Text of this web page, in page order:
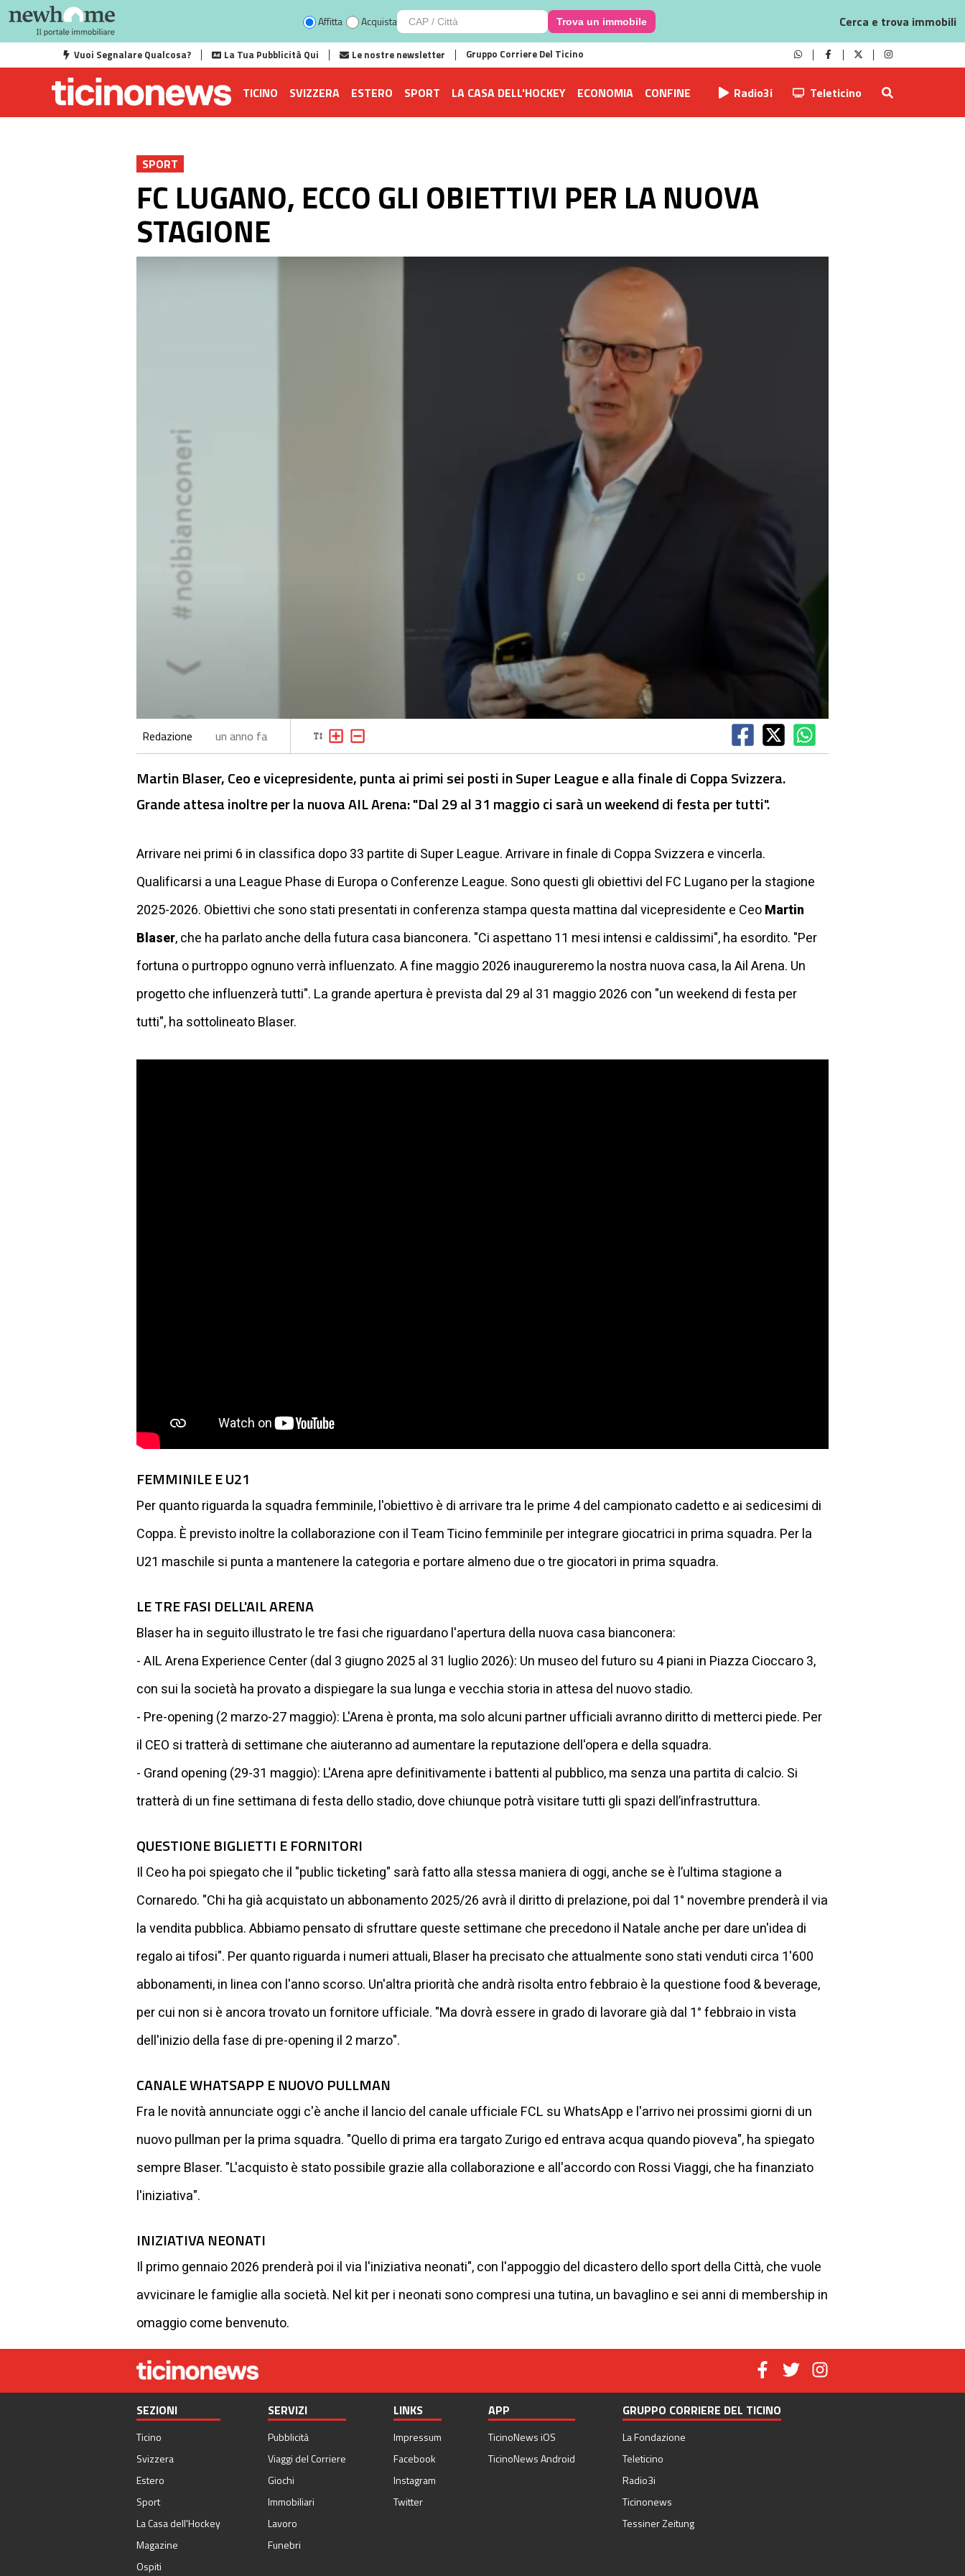
Affitta Acquista Trova un immobile Cerca e trova immobili
Vuoi Segnalare Qualcosa? La Tua Pubblicità Qui Le nostre newsletter Gruppo Corriere Del Ticino
TICINO SVIZZERA ESTERO SPORT LA CASA DELL'HOCKEY ECONOMIA CONFINE Radio3i Teleticino
SPORT
FC LUGANO, ECCO GLI OBIETTIVI PER LA NUOVA
STAGIONE
Redazione un anno fa
Martin Blaser, Ceo e vicepresidente, punta ai primi sei posti in Super League e alla finale di Coppa Svizzera.
Grande attesa inoltre per la nuova AIL Arena: "Dal 29 al 31 maggio ci sarà un weekend di festa per tutti".
Arrivare nei primi 6 in classifica dopo 33 partite di Super League. Arrivare in finale di Coppa Svizzera e vincerla.
Qualificarsi a una League Phase di Europa o Conferenze League. Sono questi gli obiettivi del FC Lugano per la stagione
2025-2026. Obiettivi che sono stati presentati in conferenza stampa questa mattina dal vicepresidente e CeoMartin
Blaser, che ha parlato anche della futura casa bianconera. "Ci aspettano 11 mesi intensi e caldissimi", ha esordito. "Per
fortuna o purtroppo ognuno verrà influenzato. A fine maggio 2026 inaugureremo la nostra nuova casa, la Ail Arena. Un
progetto che influenzerà tutti". La grande apertura è prevista dal 29 al 31 maggio 2026 con "un weekend di festa per
tutti", ha sottolineato Blaser.
FEMMINILE E U21
Per quanto riguarda la squadra femminile, l'obiettivo è di arrivare tra le prime 4 del campionato cadetto e ai sedicesimi di
Coppa. È previsto inoltre la collaborazione con il Team Ticino femminile per integrare giocatrici in prima squadra. Per la
U21 maschile si punta a mantenere la categoria e portare almeno due o tre giocatori in prima squadra.
LE TRE FASI DELL'AIL ARENA
Blaser ha in seguito illustrato le tre fasi che riguardano l'apertura della nuova casa bianconera:
- AIL Arena Experience Center (dal 3 giugno 2025 al 31 luglio 2026): Un museo del futuro su 4 piani in Piazza Cioccaro 3,
con sui la società ha provato a dispiegare la sua lunga e vecchia storia in attesa del nuovo stadio.
- Pre-opening (2 marzo-27 maggio): L'Arena è pronta, ma solo alcuni partner ufficiali avranno diritto di metterci piede. Per
il CEO si tratterà di settimane che aiuteranno ad aumentare la reputazione dell'opera e della squadra.
- Grand opening (29-31 maggio): L'Arena apre definitivamente i battenti al pubblico, ma senza una partita di calcio. Si
tratterà di un fine settimana di festa dello stadio, dove chiunque potrà visitare tutti gli spazi dell’infrastruttura.
QUESTIONE BIGLIETTI E FORNITORI
Il Ceo ha poi spiegato che il "public ticketing" sarà fatto alla stessa maniera di oggi, anche se è l’ultima stagione a
Cornaredo. "Chi ha già acquistato un abbonamento 2025/26 avrà il diritto di prelazione, poi dal 1° novembre prenderà il via
la vendita pubblica. Abbiamo pensato di sfruttare queste settimane che precedono il Natale anche per dare un'idea di
regalo ai tifosi". Per quanto riguarda i numeri attuali, Blaser ha precisato che attualmente sono stati venduti circa 1'600
abbonamenti, in linea con l'anno scorso. Un'altra priorità che andrà risolta entro febbraio è la questione food & beverage,
per cui non si è ancora trovato un fornitore ufficiale. "Ma dovrà essere in grado di lavorare già dal 1° febbraio in vista
dell'inizio della fase di pre-opening il 2 marzo".
CANALE WHATSAPP E NUOVO PULLMAN
Fra le novità annunciate oggi c'è anche il lancio del canale ufficiale FCL su WhatsApp e l'arrivo nei prossimi giorni di un
nuovo pullman per la prima squadra. "Quello di prima era targato Zurigo ed entrava acqua quando pioveva", ha spiegato
sempre Blaser. "L'acquisto è stato possibile grazie alla collaborazione e all'accordo con Rossi Viaggi, che ha finanziato
l'iniziativa".
INIZIATIVA NEONATI
Il primo gennaio 2026 prenderà poi il via l'iniziativa neonati", con l'appoggio del dicastero dello sport della Città, che vuole
avvicinare le famiglie alla società. Nel kit per i neonati sono compresi una tutina, un bavaglino e sei anni di membership in
omaggio come benvenuto.
SEZIONI
Ticino
Svizzera
Estero
Sport
La Casa dell'Hockey
Magazine
Ospiti
SERVIZI
Pubblicità
Viaggi del Corriere
Giochi
Immobiliari
Lavoro
Funebri
LINKS
Impressum
Facebook
Instagram
Twitter
APP
TicinoNews iOS
TicinoNews Android
GRUPPO CORRIERE DEL TICINO
La Fondazione
Teleticino
Radio3i
Ticinonews
Tessiner Zeitung